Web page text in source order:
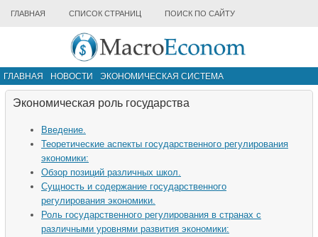
ГЛАВНАЯ СПИСОК СТРАНИЦ ПОИСК ПО САЙТУ
ГЛАВНАЯ НОВОСТИ
ЭКОНОМИЧЕСКАЯ СИСТЕМА
ИНФРАСТРУКТУРА РЫНКА
Экономическая роль государства
Введение.
Теоретические аспекты государственного регулирования
экономики:
Обзор позиций различных школ.
Сущность и содержание государственного
регулирования экономики.
Роль государственного регулирования в странах с
различными уровнями развития экономики: